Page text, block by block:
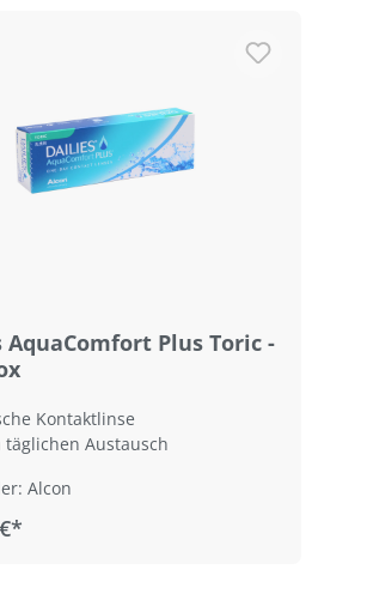
AquaComfort Plus Toric -
Kontaktlinse
täglichen Austausch
Alcon